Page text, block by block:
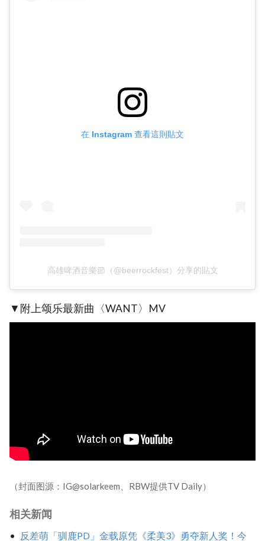
在 Instagram 查看這則貼文
高雄啤酒音樂節（@beerrockfest）分享的貼文
▼附上颂乐最新曲〈WANT〉MV
（封面图源：IG@solarkeem、RBW提供TV Daily）
相关新闻
反差萌「驯鹿PD」金载原凭《柔美3》勇夺新人奖！今